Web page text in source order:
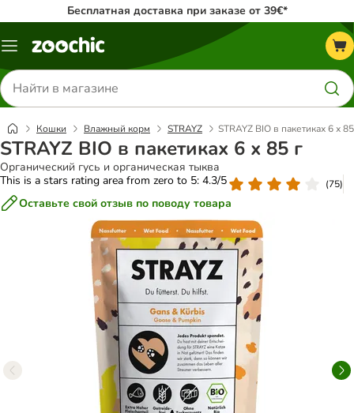
Бесплатная доставка при заказе от 39€*
Каталог
Поиск
товаров
Кошки Влажный корм STRAYZ STRAYZ BIO в пакетиках 6 х
STRAYZ BIO в пакетиках 6 х 85 г
Органический гусь и органическая тыква
This is a stars rating area from zero to 5: 4.3/5
(75)
Оставьте свой отзыв по поводу товара